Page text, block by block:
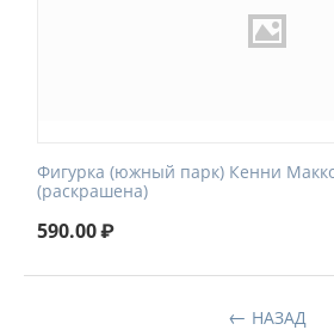
Фигурка (южный парк) Кенни
(раскрашена)
590.00₽
НАЗАД